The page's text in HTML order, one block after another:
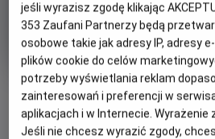
OBSERWUJ
Drugie życie -
Oryginalny
tytuł
Calle Malaga
15 lat
Czas
trwania
176 min
OCENA HELIOS
7.1
jeśli wyrazisz zgodę klikając
353 Zaufani Partnerzy będą
osobowe takie jak adresy IP, adresy
plików cookie do celów
potrzeby wyświetlania reklam
zainteresowań i preferencji w
aplikacjach i w Internecie. Wyrażenie
Jeśli nie chcesz wyrazić zgody,